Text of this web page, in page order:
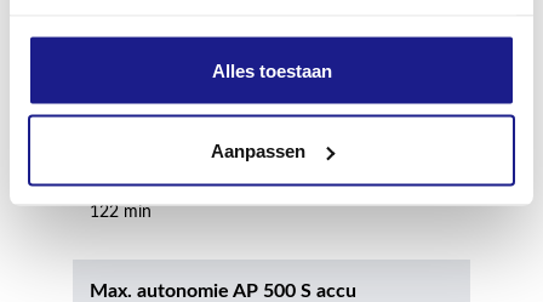
Alles toestaan
Aanpassen
Max. autonomie AP 300 S accu
122 min
Max. autonomie AP 500 S accu